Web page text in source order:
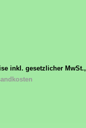
inkl. gesetzlicher MwSt.,